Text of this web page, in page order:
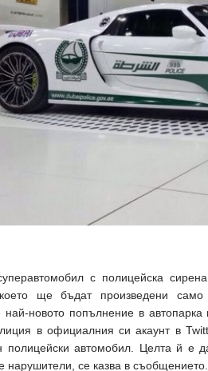
с полицейска
ще бъдат произведени само
най-новото попълнение в
в официалния си акаунт в
полицейски автомобил. Целта й е
нарушители, се казва в съобщението.